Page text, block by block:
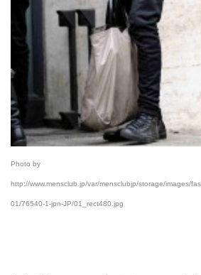
Photo by
http://www.mensclub.jp/var/mensclubjp/storage/images/
01/76540-1-jpn-JP/01_rect480.jpg